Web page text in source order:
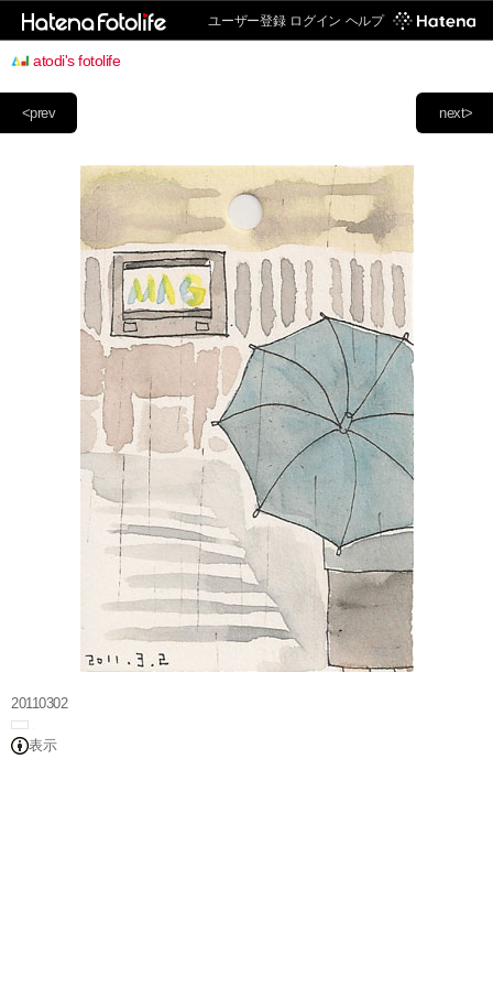
ユーザー登録 ログイン ヘルプ
atodi's fotolife
next>
<prev
20110302
表示